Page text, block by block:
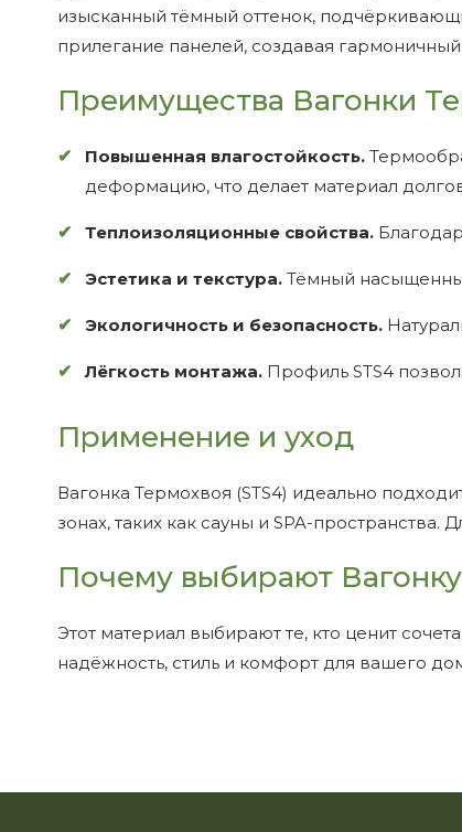
изысканный тёмный оттенок,
прилегание панелей, создавая
Преимущества Вагонки
Повышенная влагостойкость.
деформацию, что делает материал
Теплоизоляционные свойства.
Эстетика и текстура. Тёмный
Экологичность и безопасность.
Лёгкость монтажа. Профиль STS4
Применение и уход
Вагонка Термохвоя (STS4) идеально
зонах, таких как сауны и SPA-
Почему выбирают
Этот материал выбирают те, кто ценит
надёжность, стиль и комфорт для вашего